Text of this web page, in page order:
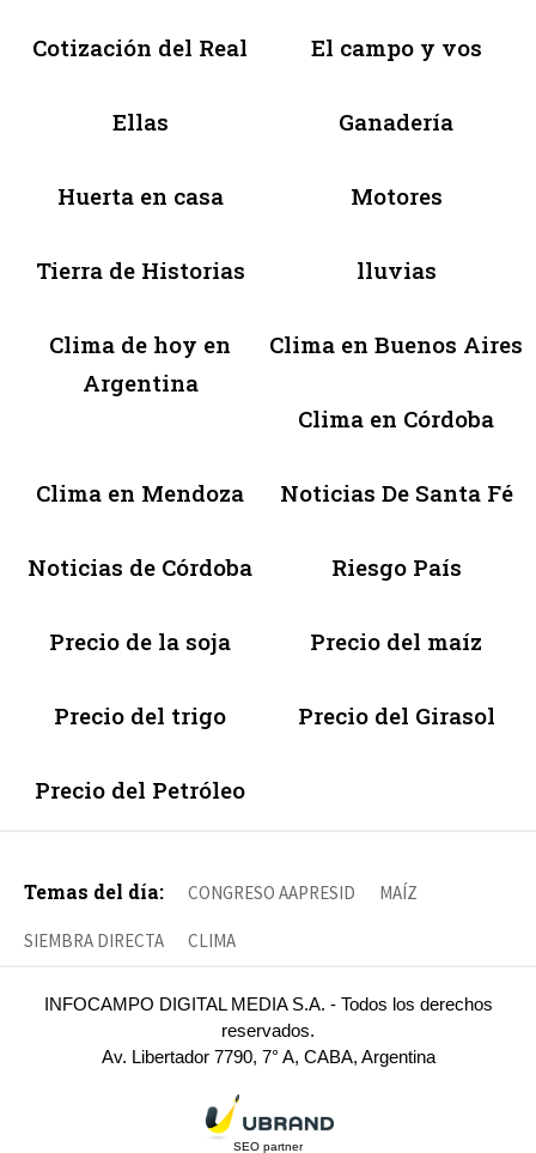
Cotización del Real El campo y vos
Ellas Ganadería
Huerta en casa Motores
Tierra de Historias lluvias
Clima de hoy en
Argentina
Clima en Buenos Aires
Clima en Córdoba
Clima en Mendoza Noticias De Santa Fé
Noticias de Córdoba Riesgo País
Precio de la soja Precio del maíz
Precio del trigo Precio del Girasol
Precio del Petróleo
Temas del día: CONGRESO AAPRESID MAÍZ
SIEMBRA DIRECTA CLIMA
INFOCAMPO DIGITAL MEDIA S.A. - Todos los derechos
reservados.
Av. Libertador 7790, 7° A, CABA, Argentina
SEO partner